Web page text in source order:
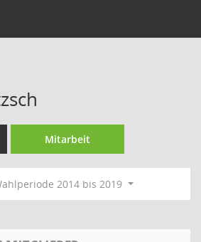
Mitarbeit
2014 bis 2019